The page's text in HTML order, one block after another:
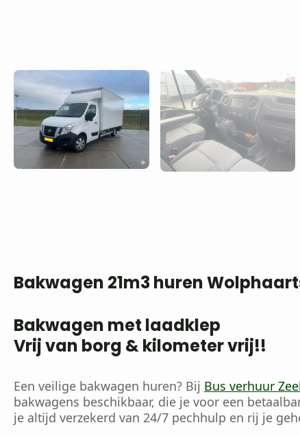
Bakwagen 21m3 huren
Bakwagen met laadklep
Vrij van borg & kilometer vrij!!
Een veilige bakwagen huren? Bij Bus verhuur
bakwagens beschikbaar, die je voor een
je altijd verzekerd van 24/7 pechhulp en rij je